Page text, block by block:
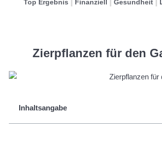
Top Ergebnis Finanziell Gesundheit
Zierpflanzen für den
Inhaltsangabe